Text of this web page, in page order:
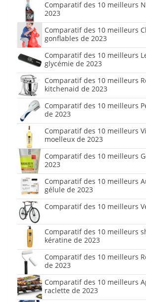
Comparatif des 10 meilleurs
2023
Comparatif des 10 meilleurs
gonflables de 2023
Comparatif des 10 meilleurs
glycémie de 2023
Comparatif des 10 meilleurs
kitchenaid de 2023
Comparatif des 10 meilleurs
de 2023
Comparatif des 10 meilleurs
moelleux de 2023
Comparatif des 10 meilleurs
2023
Comparatif des 10 meilleurs
gélule de 2023
Comparatif des 10 meilleurs
Comparatif des 10 meilleurs
kératine de 2023
Comparatif des 10 meilleurs
de 2023
Comparatif des 10 meilleurs
raclette de 2023